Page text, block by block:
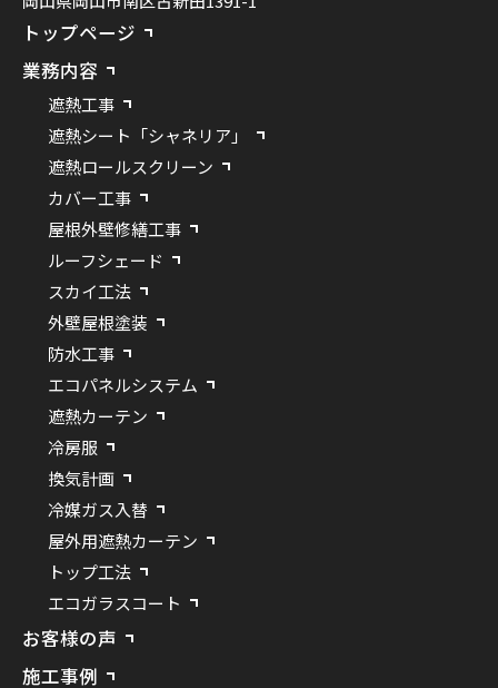
お客様の声
施工事例
トップページ
業務内容
遮熱工事
遮熱シート「シャネリア」
遮熱ロールスクリーン
カバー工事
屋根外壁修繕工事
ルーフシェード
スカイ工法
外壁屋根塗装
防水工事
エコパネルシステム
遮熱カーテン
冷房服
換気計画
冷媒ガス入替
屋外用遮熱カーテン
トップ工法
エコガラスコート